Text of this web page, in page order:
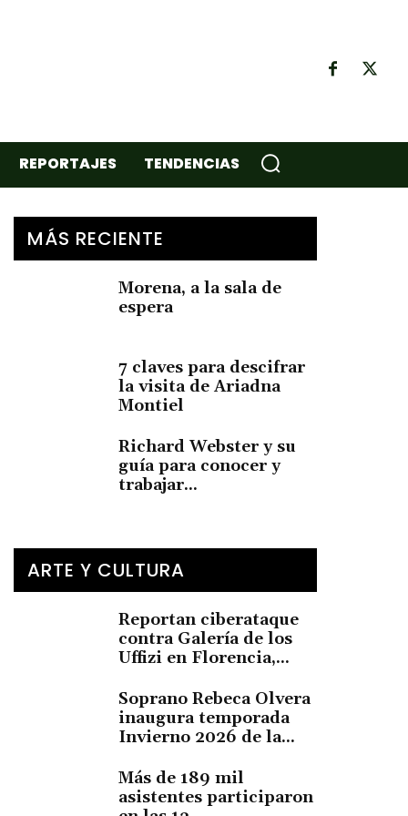
REPORTAJES TENDENCIAS
MÁS RECIENTE
Morena, a la sala de
espera
7 claves para descifrar
la visita de Ariadna
Montiel
Richard Webster y su
guía para conocer y
trabajar...
ARTE Y CULTURA
Reportan ciberataque
contra Galería de los
Uffizi en Florencia,...
Soprano Rebeca Olvera
inaugura temporada
Invierno 2026 de la...
Más de 189 mil
asistentes participaron